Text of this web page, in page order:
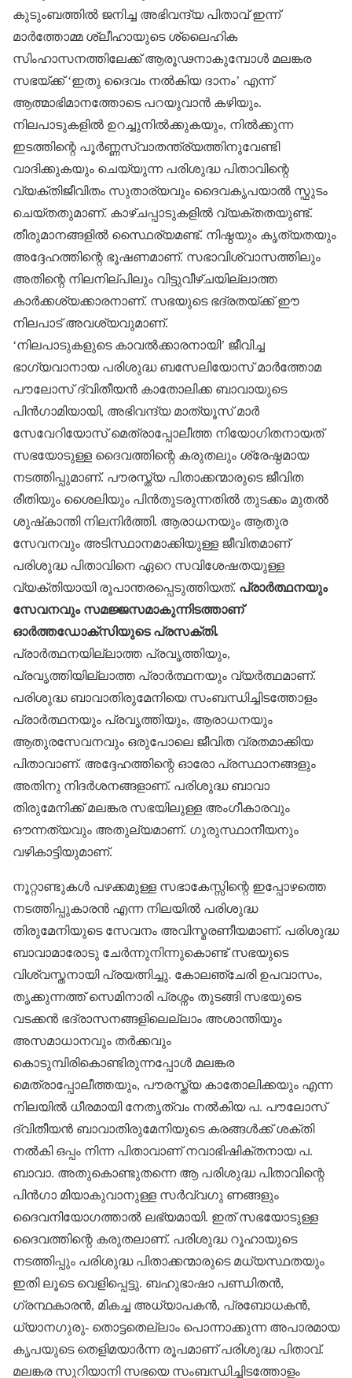
കുടുംബത്തില്‍ ജനിച്ച അഭിവന്ദ്യ പിതാവ് ഇന്ന്
മാര്‍ത്തോമ്മ ശ്ലീഹായുടെ ശ്ലൈഹിക
സിംഹാസനത്തിലേക്ക് ആരൂഢനാകുമ്പോള്‍ മലങ്കര
സഭയ്ക്ക് ‘ഇതു ദൈവം നല്‍കിയ ദാനം’ എന്ന്
ആത്മാഭിമാനത്തോടെ പറയുവാന്‍ കഴിയും.
നിലപാടുകളില്‍ ഉറച്ചുനില്‍ക്കുകയും, നില്‍ക്കുന്ന
ഇടത്തിന്റെ പൂര്‍ണ്ണസ്വാതന്ത്ര്യത്തിനുവേണ്ടി
വാദിക്കുകയും ചെയ്യുന്ന പരിശുദ്ധ പിതാവിന്റെ
വ്യക്തിജീവിതം സുതാര്യവും ദൈവകൃപയാല്‍ സ്ഫുടം
ചെയ്തതുമാണ്. കാഴ്ചപ്പാടുകളില്‍ വ്യക്തതയുണ്ട്.
തീരുമാനങ്ങളില്‍ സ്ഥൈര്യമണ്ട്. നിഷ്ഠയും കൃത്യതയും
അദ്ദേഹത്തിന്റെ ഭൂഷണമാണ്. സഭാവിശ്വാസത്തിലും
അതിന്റെ നിലനില്പിലും വിട്ടുവീഴ്ചയില്ലാത്ത
കാര്‍ക്കശ്യക്കാരനാണ്. സഭയുടെ ഭദ്രതയ്ക്ക് ഈ
നിലപാട് അവശ്യവുമാണ്.
‘നിലപാടുകളുടെ കാവല്‍ക്കാരനായി’ ജീവിച്ച
ഭാഗ്യവാനായ പരിശുദ്ധ ബസേലിയോസ് മാര്‍ത്തോമ
പൗലോസ് ദ്വിതീയന്‍ കാതോലിക്ക ബാവായുടെ
പിന്‍ഗാമിയായി, അഭിവന്ദ്യ മാത്യൂസ് മാര്‍
സേവേറിയോസ് മെത്രാപ്പോലീത്ത നിയോഗിതനായത്
സഭയോടുള്ള ദൈവത്തിന്റെ കരുതലും ശ്രേഷ്ഠമായ
നടത്തിപ്പുമാണ്. പൗരസ്ത്യ പിതാക്കന്മാരുടെ ജീവിത
രീതിയും ശൈലിയും പിന്‍തുടരുന്നതില്‍ തുടക്കം മുതല്‍
ശുഷ്‌കാന്തി നിലനിര്‍ത്തി. ആരാധനയും ആതുര
സേവനവും അടിസ്ഥാനമാക്കിയുള്ള ജീവിതമാണ്
പരിശുദ്ധ പിതാവിനെ ഏറെ സവിശേഷതയുള്ള
വ്യക്തിയായി രൂപാന്തരപ്പെടുത്തിയത്. പ്രാര്‍ത്ഥനയും
സേവനവും സമജ്ജസമാകുന്നിടത്താണ്
ഓര്‍ത്തഡോക്സിയുടെ പ്രസക്തി.
പ്രാര്‍ത്ഥനയില്ലാത്ത പ്രവൃത്തിയും,
പ്രവൃത്തിയില്ലാത്ത പ്രാര്‍ത്ഥനയും വ്യര്‍ത്ഥമാണ്.
പരിശുദ്ധ ബാവാതിരുമേനിയെ സംബന്ധിച്ചിടത്തോളം
പ്രാര്‍ത്ഥനയും പ്രവൃത്തിയും, ആരാധനയും
ആതുരസേവനവും ഒരുപോലെ ജീവിത വ്രതമാക്കിയ
പിതാവാണ്. അദ്ദേഹത്തിന്റെ ഓരോ പ്രസ്ഥാനങ്ങളും
അതിനു നിദര്‍ശനങ്ങളാണ്. പരിശുദ്ധ ബാവാ
തിരുമേനിക്ക് മലങ്കര സഭയിലുള്ള അംഗീകാരവും
ഔന്നത്യവും അതുല്യമാണ്. ഗുരുസ്ഥാനീയനും
വഴികാട്ടിയുമാണ്.
നൂറ്റാണ്ടുകള്‍ പഴക്കമുള്ള സഭാകേസ്സിന്റെ ഇപ്പോഴത്തെ
നടത്തിപ്പുകാരന്‍ എന്ന നിലയില്‍ പരിശുദ്ധ
തിരുമേനിയുടെ സേവനം അവിസ്മരണീയമാണ്. പരിശുദ്ധ
ബാവാമാരോടു ചേര്‍ന്നുനിന്നുകൊണ്ട് സഭയുടെ
വിശ്വസ്തനായി പ്രയത്നിച്ചു. കോലഞ്ചേരി ഉപവാസം,
തൃക്കുന്നത്ത് സെമിനാരി പ്രശ്നം തുടങ്ങി സഭയുടെ
വടക്കന്‍ ഭദ്രാസനങ്ങളിലെല്ലാം അശാന്തിയും
അസമാധാനവും തര്‍ക്കവും
കൊടുമ്പിരികൊണ്ടിരുന്നപ്പോള്‍ മലങ്കര
മെത്രാപ്പോലീത്തയും, പൗരസ്ത്യ കാതോലിക്കയും എന്ന
നിലയില്‍ ധീരമായി നേതൃത്വം നല്‍കിയ പ. പൗലോസ്
ദ്വിതീയന്‍ ബാവാതിരുമേനിയുടെ കരങ്ങള്‍ക്ക് ശക്തി
നല്‍കി ഒപ്പം നിന്ന പിതാവാണ് നവാഭിഷിക്തനായ പ.
ബാവാ. അതുകൊണ്ടുതന്നെ ആ പരിശുദ്ധ പിതാവിന്റെ
പിന്‍ഗാ മിയാകുവാനുള്ള സര്‍വ്വഗു ണങ്ങളും
ദൈവനിയോഗത്താല്‍ ലഭ്യമായി. ഇത് സഭയോടുള്ള
ദൈവത്തിന്റെ കരുതലാണ്. പരിശുദ്ധ റൂഹായുടെ
നടത്തിപ്പും പരിശുദ്ധ പിതാക്കന്മാരുടെ മധ്യസ്ഥതയും
ഇതി ലൂടെ വെളിപ്പെട്ടു. ബഹുഭാഷാ പണ്ഡിതന്‍,
ഗ്രന്ഥകാരന്‍, മികച്ച അധ്യാപകന്‍, പ്രബോധകന്‍,
ധ്യാനഗുരു- തൊട്ടതെല്ലാം പൊന്നാക്കുന്ന അപാരമായ
കൃപയുടെ തെളിമയാര്‍ന്ന രൂപമാണ് പരിശുദ്ധ പിതാവ്.
മലങ്കര സുറിയാനി സഭയെ സംബന്ധിച്ചിടത്തോളം